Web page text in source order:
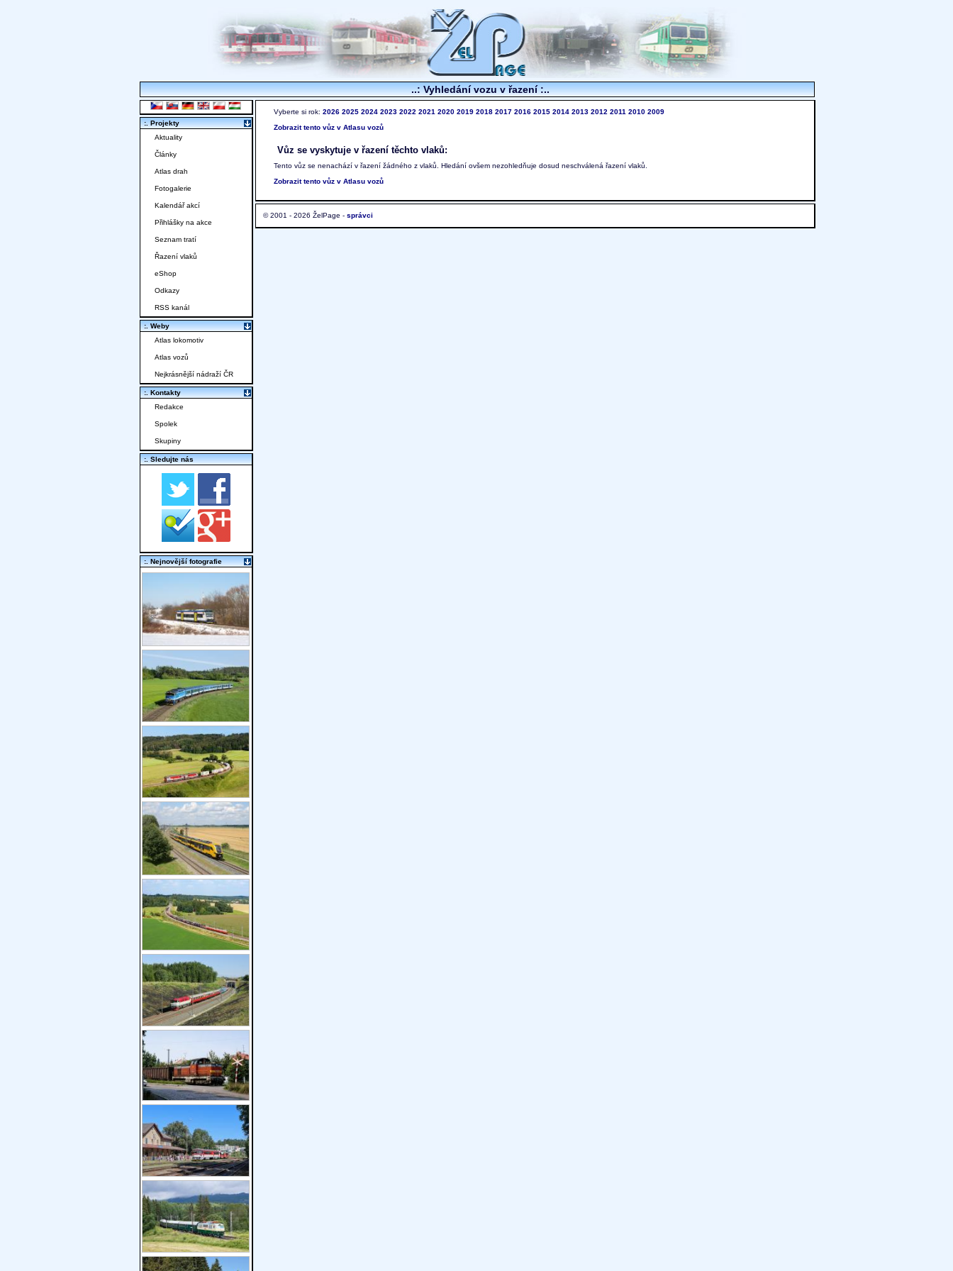
..: Vyhledání vozu v řazení :..
Vyberte si rok: 2026 2025 2024 2023 2022 2021 2020 2019 2018 2017 2016 2015 2014 2013 2012 2011 2010 2009
Zobrazit tento vůz v Atlasu vozů
Vůz se vyskytuje v řazení těchto vlaků:
Tento vůz se nenachází v řazení žádného z vlaků. Hledání ovšem nezohledňuje dosud neschválená řazení vlaků.
Zobrazit tento vůz v Atlasu vozů
© 2001 - 2026 ŽelPage - správci
:. Projekty
Aktuality
Články
Atlas drah
Fotogalerie
Kalendář akcí
Přihlášky na akce
Seznam tratí
Řazení vlaků
eShop
Odkazy
RSS kanál
:. Weby
Atlas lokomotiv
Atlas vozů
Nejkrásnější nádraží ČR
:. Kontakty
Redakce
Spolek
Skupiny
:. Sledujte nás
:. Nejnovější fotografie